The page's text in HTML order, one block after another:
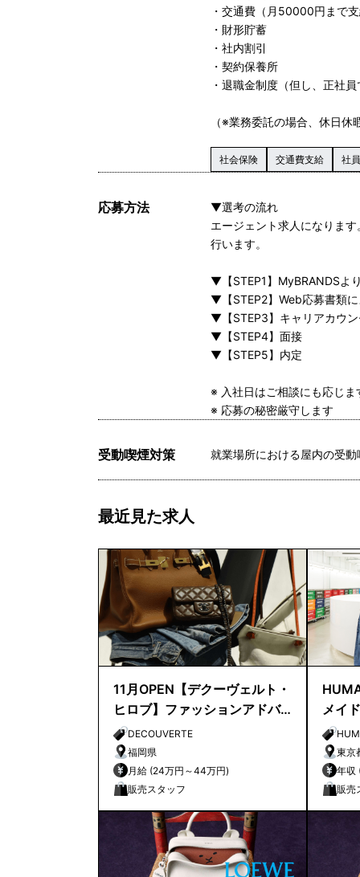
・交通費（月50000円まで
・財形貯蓄
・社内割引
・契約保養所
・退職金制度（但し、正社
（※業務委託の場合、休日
社会保険 交通費支給 社
応募方法
▼選考の流れ
エージェント求人になりま
行います。
▼【STEP1】MyBRANDSよ
▼【STEP2】Web応募書類
▼【STEP3】キャリアカウ
▼【STEP4】面接
▼【STEP5】内定
※ 入社日はご相談にも応じ
※ 応募の秘密厳守します
受動喫煙対策 就業場所における屋内の受
最近見た求人
11月OPEN【デクーヴェルト・
ヒロブ】ファッションアドバ
イザー｜天神店
DECOUVERTE
福岡県
月給 (24万円～44万円)
販売スタッフ
メイ
店長
東京
販売